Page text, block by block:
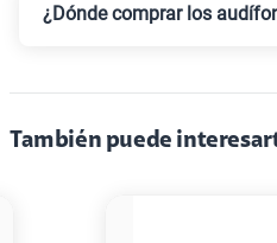
¿Dónde comprar los
También puede